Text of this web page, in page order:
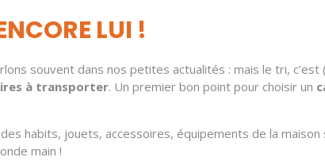
LUI !
souvent dans nos petites actualités : mais le tri,
à transporter. Un premier bon point pour choisir un
habits, jouets, accessoires, équipements de la
main !